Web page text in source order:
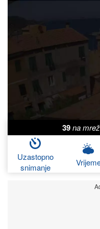
39na
Uzastopno
snimanje